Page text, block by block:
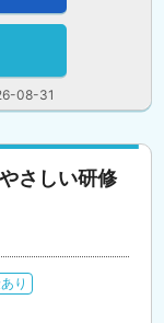
08-31
さしい研修
り